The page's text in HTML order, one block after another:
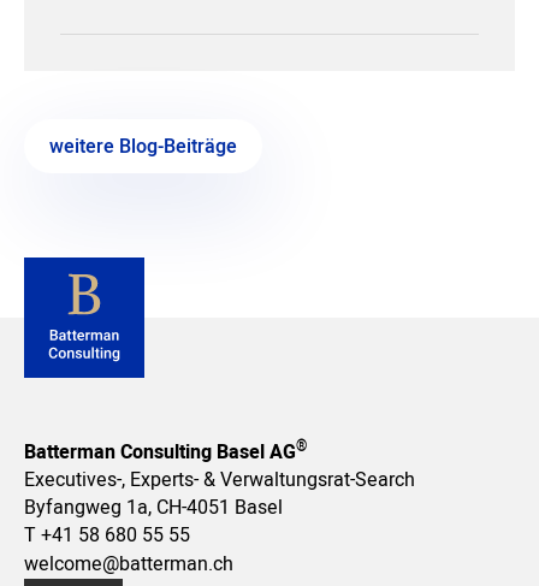
weitere Blog-Beiträge
Batterman Consulting Basel AG®
Executives-, Experts- & Verwaltungsrat-Search
Byfangweg 1a, CH-4051 Basel
T+41 58 680 55 55
welcome@batterman.ch